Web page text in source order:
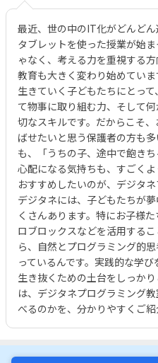
最近、世の中のIT化がどんど
タブレットを使った授業が始
ゃなく、考える力を重視する
教育も大きく変わり始めてい
生きていく子どもたちにとっ
て物事に取り組む力、そして
切なスキルです。だからこそ
ばせたいと思う保護者の方も
も、「うちの子、途中で飽き
心配になる気持ちも、すごく
おすすめしたいのが、デジタ
デジタネには、子どもたちが
くさんあります。特にお子様
ロブロックスなどを活用する
ら、自然とプログラミング的
っているんです。実践的な学
生き抜くための土台をしっか
は、デジタネプログラミング
べるのかを、分かりやすくご紹